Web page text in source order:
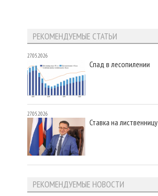
РЕКОМЕНДУЕМЫЕ СТАТЬИ
27.05.2026
Спад в лесопилении
27.05.2026
Ставка на лиственницу
РЕКОМЕНДУЕМЫЕ НОВОСТИ